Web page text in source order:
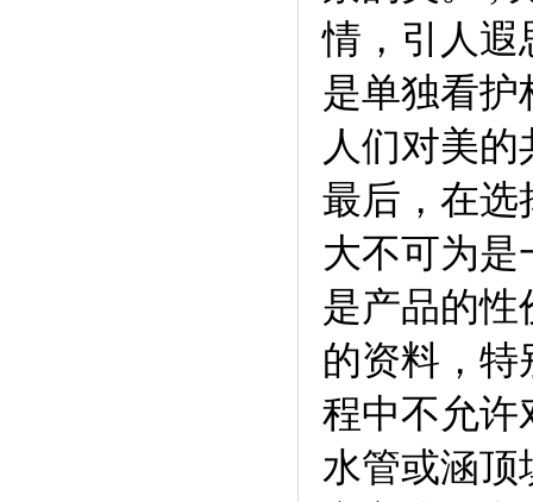
情，引人遐
是单独看护
人们对美的
最后，在选
大不可为是
是产品的性
的资料，
程中不允许
水管或涵顶